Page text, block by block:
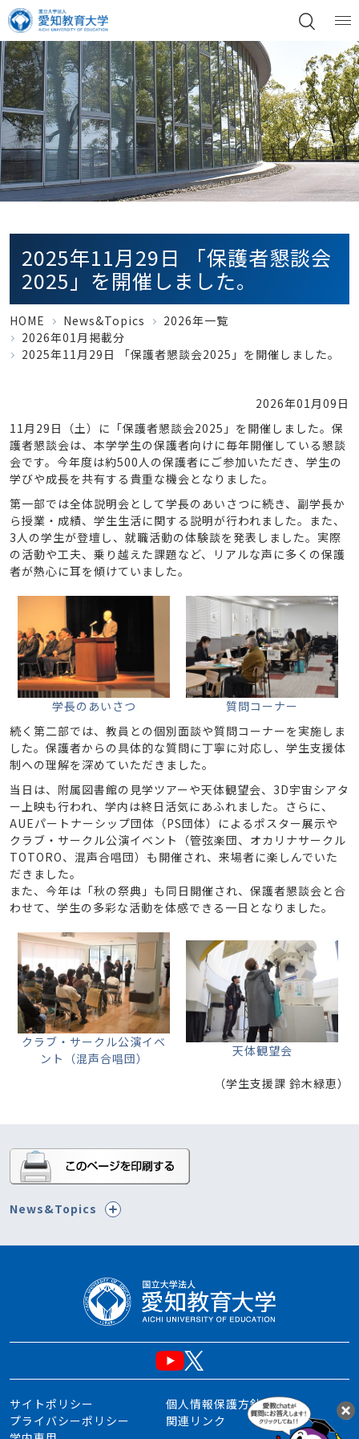
2025年11月29日 「保護者懇談会
2025」を開催しました。
HOME News&Topics
2026年一覧
2026年01月掲載分
2025年11月29日 「保護者懇談会2025」を開催しました。
2026年01月09日
11月29日（土）に「保護者懇談会2025」を開催しました。保
護者懇談会は、本学学生の保護者向けに毎年開催している懇談
会です。今年度は約500人の保護者にご参加いただき、学生の
学びや成長を共有する貴重な機会となりました。
第一部では全体説明会として学長のあいさつに続き、副学長か
ら授業・成績、学生生活に関する説明が行われました。また、
3人の学生が登壇し、就職活動の体験談を発表しました。実際
の活動や工夫、乗り越えた課題など、リアルな声に多くの保護
者が熱心に耳を傾けていました。
学長のあいさつ
質問コーナー
続く第二部では、教員との個別面談や質問コーナーを実施しま
した。保護者からの具体的な質問に丁寧に対応し、学生支援体
制への理解を深めていただきました。
当日は、附属図書館の見学ツアーや天体観望会、3D宇宙シアタ
ー上映も行われ、学内は終日活気にあふれました。さらに、
AUEパートナーシップ団体（PS団体）によるポスター展示や
クラブ・サークル公演イベント（管弦楽団、オカリナサークル
TOTORO、混声合唱団）も開催され、来場者に楽しんでいた
だきました。
また、今年は「秋の祭典」も同日開催され、保護者懇談会と合
わせて、学生の多彩な活動を体感できる一日となりました。
クラブ・サークル公演イベ
ント（混声合唱団）
天体観望会
（学生支援課 鈴木緑恵）
News&Topics
サイトポリシー
個人情報保護方針
プライバシーポリシー
関連リンク